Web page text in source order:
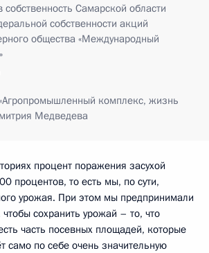
Самарской области
собственности акций
общества «Международный
комплекс, жизнь
Медведева
процент поражения засухой
процентов, то есть мы, по сути,
урожая. При этом мы предпринимали
сохранить урожай – то, что
часть посевных площадей, которые
само по себе очень значительную